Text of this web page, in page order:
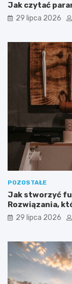
Jak czytać
29 lipca 2026
POZOSTAŁE
Jak stworzyć
Rozwiązania,
29 lipca 2026